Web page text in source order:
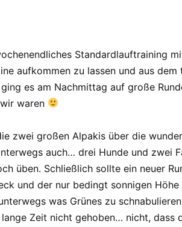
Standardlauftraining
aufkommen zu lassen und aus
es am Nachmittag auf große
waren
zwei großen Alpakis über die
auch… drei Hunde und
üben. Schließlich sollte ein neuer
und der nur bedingt sonnigen
was Grünes zu
Zeit nicht gehoben… nicht, dass